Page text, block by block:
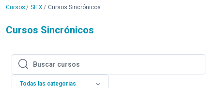
Cursos SIEX Cursos Sincrónicos
Cursos Sincrónicos
Buscar cursos
Buscar cursos
Todas las categorías